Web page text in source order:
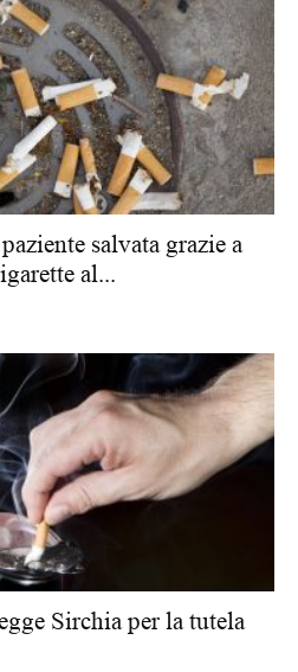
salvata grazie a
al...
Sirchia per la tutela